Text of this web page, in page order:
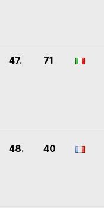
47. 71
48. 40